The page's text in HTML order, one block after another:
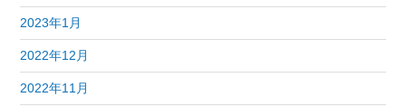
2023年1月
2022年12月
2022年11月